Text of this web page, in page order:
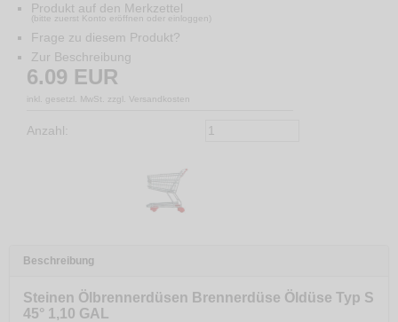
Produkt auf den Merkzettel
(bitte zuerst Konto eröffnen oder einloggen)
Frage zu diesem Produkt?
Zur Beschreibung
6.09 EUR
inkl. gesetzl. MwSt. zzgl. Versandkosten
Anzahl:
Beschreibung
Steinen Ölbrennerdüsen Brennerdüse Öldüse Typ S
45° 1,10 GAL